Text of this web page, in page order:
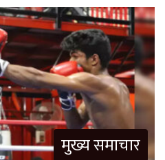
मुख्य समाचार